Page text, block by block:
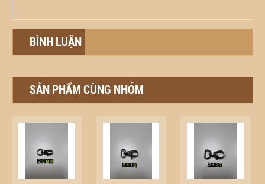
BÌNH LUẬN
SẢN PHẨM CÙNG NHÓM